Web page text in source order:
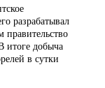
разрабатывал
итоге добыча
в сутки